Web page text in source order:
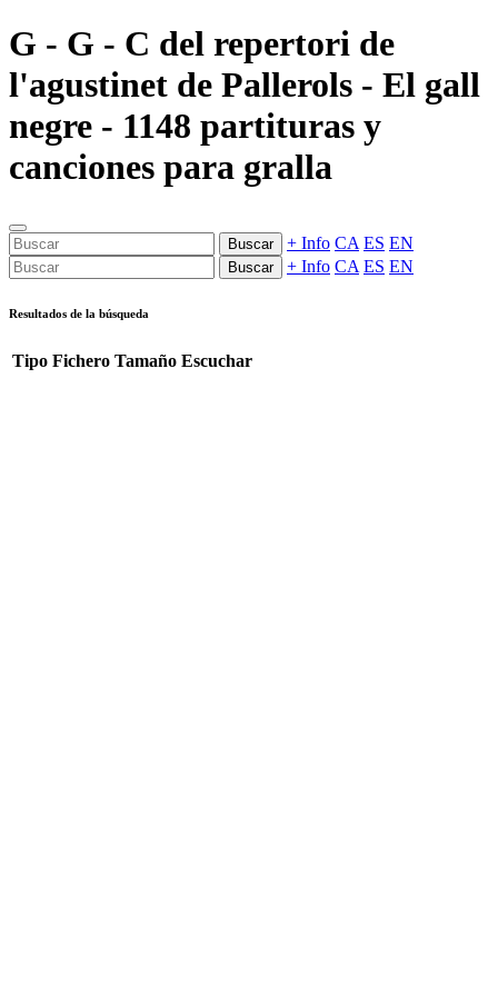
G - G - C del repertori de
l'agustinet de Pallerols - El gall
negre - 1148 partituras y
canciones para gralla
Buscar + Info CA ES EN
Buscar + Info CA ES EN
Resultados de la búsqueda
Tipo Fichero Tamaño Escuchar